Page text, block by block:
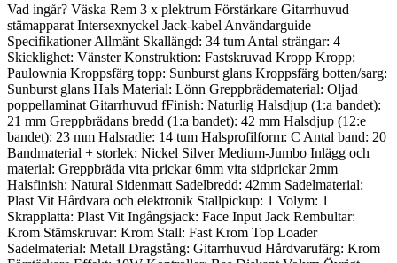
Vad ingår? Väska Rem 3 x plektrum Förstärkare Gitarrhuvud
stämapparat Intersexnyckel Jack-kabel Användarguide
Specifikationer Allmänt Skallängd: 34 tum Antal strängar: 4
Skicklighet: Vänster Konstruktion: Fastskruvad Kropp Kropp:
Paulownia Kroppsfärg topp: Sunburst glans Kroppsfärg botten/sarg:
Sunburst glans Hals Material: Lönn Greppbrädematerial: Oljad
poppellaminat Gitarrhuvud fFinish: Naturlig Halsdjup (1:a bandet):
21 mm Greppbrädans bredd (1:a bandet): 42 mm Halsdjup (12:e
bandet): 23 mm Halsradie: 14 tum Halsprofilform: C Antal band: 20
Bandmaterial + storlek: Nickel Silver Medium-Jumbo Inlägg och
material: Greppbräda vita prickar 6mm vita sidprickar 2mm
Halsfinish: Natural Sidenmatt Sadelbredd: 42mm Sadelmaterial:
Plast Vit Hårdvara och elektronik Stallpickup: 1 Volym: 1
Skrapplatta: Plast Vit Ingångsjack: Face Input Jack Rembultar:
Krom Stämskruvar: Krom Stall: Fast Krom Top Loader
Sadelmaterial: Metall Dragstång: Gitarrhuvud Hårdvarufärg: Krom